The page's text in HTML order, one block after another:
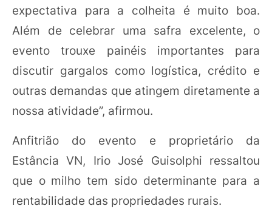
expectativa para a colheita é muito boa.
Além de celebrar uma safra excelente, o
evento trouxe painéis importantes para
discutir gargalos como logística, crédito e
outras demandas que atingem diretamente a
nossa atividade”, afirmou.
Anfitrião do evento e proprietário da
Estância VN, Irio José Guisolphi ressaltou
que o milho tem sido determinante para a
rentabilidade das propriedades rurais.